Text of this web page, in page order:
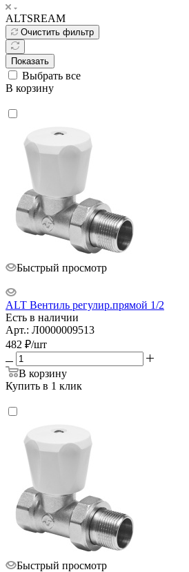
ALTSREAM
Очистить фильтр
Показать
Выбрать все
В корзину
Быстрый просмотр
ALT Вентиль регулир.прямой 1/2
Есть в наличии
Арт.: Л0000009513
482 ₽/шт
В корзину
Купить в 1 клик
Быстрый просмотр